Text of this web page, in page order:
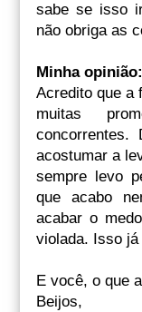
sabe se isso
não obriga as
Minha opinião:
Acredito que a
muitas
concorrentes.
acostumar a
sempre levo
que acabo
acabar o
violada. Isso
E você, o que
Beijos,